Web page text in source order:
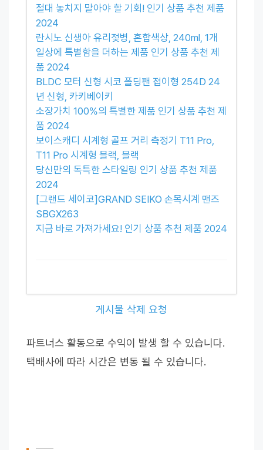
절대 놓치지 말아야 할 기회! 인기 상품 추천 제품
2024
란시노 신생아 유리젖병, 혼합색상, 240ml, 1개
일상에 특별함을 더하는 제품 인기 상품 추천 제
품 2024
BLDC 모터 신형 시코 폴딩팬 접이형 254D 24
년 신형, 카키베이키
소장가치 100%의 특별한 제품 인기 상품 추천 제
품 2024
보이스캐디 시계형 골프 거리 측정기 T11 Pro,
T11 Pro 시계형 블랙, 블랙
당신만의 독특한 스타일링 인기 상품 추천 제품
2024
[그랜드 세이코]GRAND SEIKO 손목시계 맨즈
SBGX263
지금 바로 가져가세요! 인기 상품 추천 제품 2024
게시물 삭제 요청
파트너스 활동으로 수익이 발생 할 수 있습니다.
택배사에 따라 시간은 변동 될 수 있습니다.